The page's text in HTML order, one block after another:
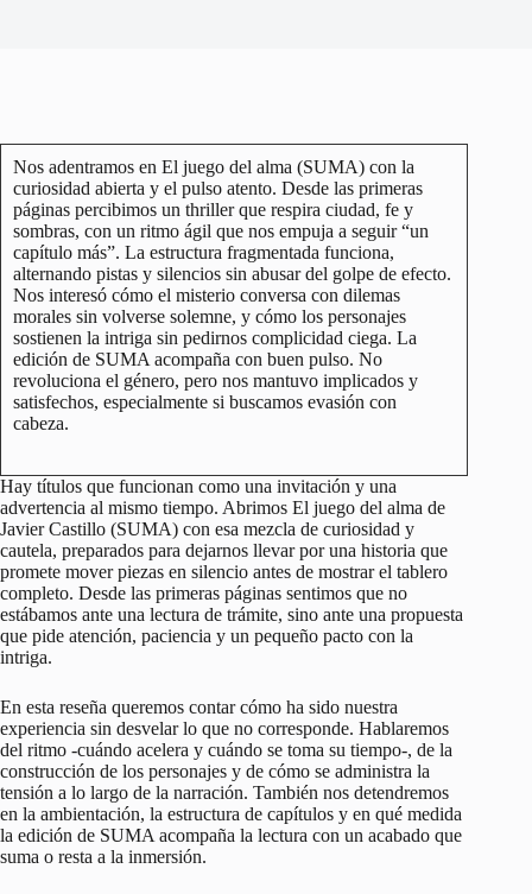
Nos adentramos en El juego del alma (SUMA) con la
curiosidad abierta y el pulso atento. Desde las primeras
páginas percibimos un thriller que respira ciudad, fe y
sombras, con un ritmo ágil que nos empuja a seguir “un
capítulo más”. La estructura fragmentada funciona,
alternando pistas y silencios sin abusar del golpe de efecto.
Nos interesó cómo el misterio conversa con dilemas
morales sin volverse solemne, y cómo los personajes
sostienen la intriga sin pedirnos complicidad ciega. La
edición de SUMA acompaña con buen pulso. No
revoluciona el género, pero nos mantuvo implicados y
satisfechos, especialmente si buscamos evasión con
cabeza.
Hay títulos que funcionan como una invitación y una
advertencia al mismo tiempo. Abrimos El juego del alma de
Javier Castillo (SUMA) con esa mezcla de curiosidad y
cautela, preparados para dejarnos llevar por una historia que
promete mover piezas en silencio antes de mostrar el tablero
completo. Desde las primeras páginas sentimos que no
estábamos ante una lectura de trámite, sino ante una propuesta
que pide atención, paciencia y un pequeño pacto con la
intriga.
En esta reseña queremos contar cómo ha sido nuestra
experiencia sin desvelar lo que no corresponde. Hablaremos
del ritmo -cuándo acelera y cuándo se toma su tiempo-, de la
construcción de los personajes y de cómo se administra la
tensión a lo largo de la narración. También nos detendremos
en la ambientación, la estructura de capítulos y en qué medida
la edición de SUMA acompaña la lectura con un acabado que
suma o resta a la inmersión.